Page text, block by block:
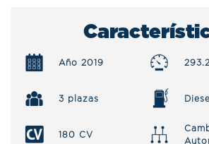
Año 2019
3 plazas
180 CV